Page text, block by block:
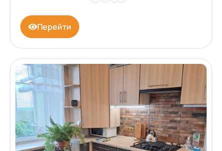
Перейти